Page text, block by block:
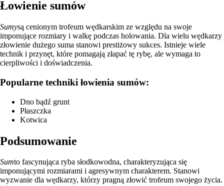
Łowienie sumów
Sumysą cenionym trofeum wędkarskim ze względu na swoje
imponujące rozmiary i walkę podczas holowania. Dla wielu wędkarzy
złowienie dużego suma stanowi prestiżowy sukces. Istnieje wiele
technik i przynęt, które pomagają złapać tę rybę, ale wymaga to
cierpliwości i doświadczenia.
Popularne techniki łowienia sumów:
Dno bądź grunt
Płaszczka
Kotwica
Podsumowanie
Sumto fascynująca ryba słodkowodna, charakteryzująca się
imponującymi rozmiarami i agresywnym charakterem. Stanowi
wyzwanie dla wędkarzy, którzy pragną złowić trofeum swojego życia.